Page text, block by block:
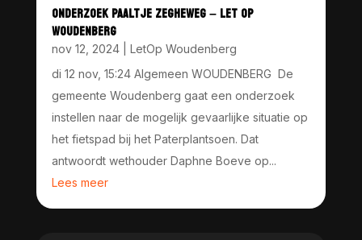
ONDERZOEK PAALTJE ZEGHEWEG – LET OP
WOUDENBERG
nov 12, 2024| LetOp Woudenberg
di 12 nov, 15:24 Algemeen WOUDENBERG De
gemeente Woudenberg gaat een onderzoek
instellen naar de mogelijk gevaarlijke situatie op
het fietspad bij het Paterplantsoen. Dat
antwoordt wethouder Daphne Boeve op...
Lees meer